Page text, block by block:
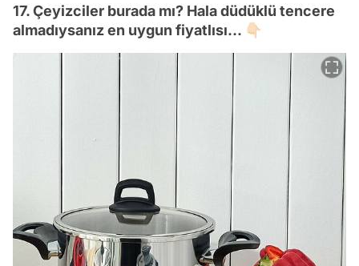
17. Çeyizciler burada mı? Hala düdüklü tencere
almadıysanız en uygun fiyatlısı... 👇🏻